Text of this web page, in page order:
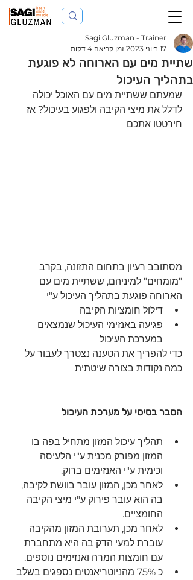
שתיית מים עם הארוחה לא פוגעת
בתהליך העיכול
Sagi Gluzman - Trainer
17 ביוני 2023
זמן קריאה 4 דקות
שמעתם ששתיית מים עם האוכל יכולה
לדלל את מיצי הקיבה ולפגוע בעיכול? אז
חירטטו אתכם
מסתובב רעיון בתחום התזונה, בקרב
"מומחים" למיניהם, ששתיית מים עם
הארוחה פוגעת בתהליך העיכול ע"י
דילול חומציות הקיבה
פגיעה באנזימי העיכול שנמצאים
במערכת העיכול
כדי להפריך את הטענה נצטרך לעבור על
כמה נקודות בצורה שיטתית
הסבר בסיסי על מערכת העיכול
תהליך עיכול המזון מתחיל בפה בו
המזון מפורק מכנית ע"י הלעיסה
וכימית ע"י האנזימים ברוק.
לאחר מכן, המזון עובר בוושת לקיבה,
בה הוא עובר פירוק ע"י מיצי הקיבה
החומציים.
לאחר מכן, תערובת המזון מהקיבה
עוברת למעי הדק בה היא מתחברת
עם חומצות המרה ואנזימים נוספים.
כ 75% מהניוטריאנטים נספגים בשלב